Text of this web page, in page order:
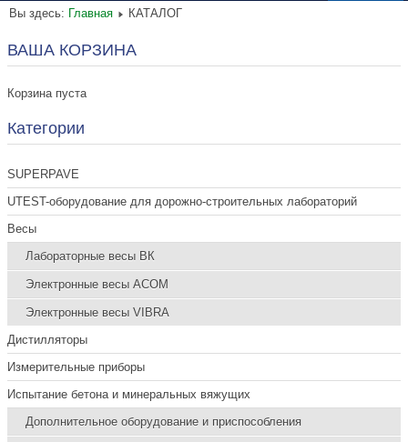
Вы здесь: Главная КАТАЛОГ
ВАША КОРЗИНА
Корзина пуста
Категории
SUPERPAVE
UTEST-оборудование для дорожно-строительных лабораторий
Весы
Лабораторные весы ВК
Электронные весы ACOM
Электронные весы VIBRA
Дистилляторы
Измерительные приборы
Испытание бетона и минеральных вяжущих
Дополнительное оборудование и приспособления